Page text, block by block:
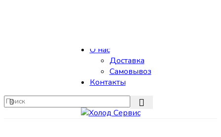
О нас
Доставка
Самовывоз
Контакты